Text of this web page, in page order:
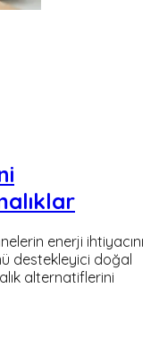
enerji ihtiyacını
destekleyici doğal
alternatiflerini